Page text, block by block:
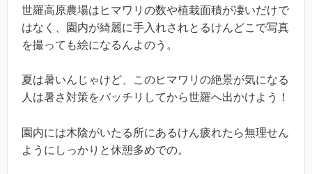
世羅高原農場はヒマワリの数や植栽面積が凄いだけで
はなく、園内が綺麗に手入れされとるけんどこで写真
を撮っても絵になるんよのう。
夏は暑いんじゃけど、このヒマワリの絶景が気になる
人は暑さ対策をバッチリしてから世羅へ出かけよう！
園内には木陰がいたる所にあるけん疲れたら無理せん
ようにしっかりと休憩多めでの。